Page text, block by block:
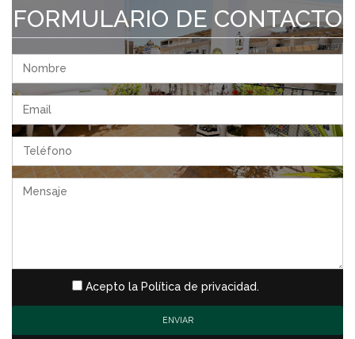
FORMULARIO DE CONTACTO
Acepto la Política de privacidad.